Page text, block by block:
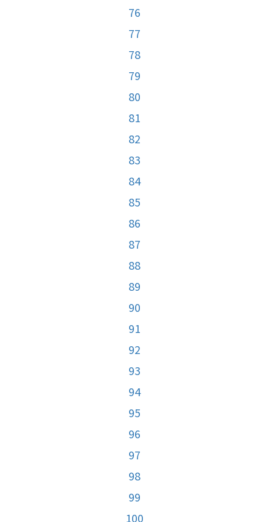
76
77
78
79
80
81
82
83
84
85
86
87
88
89
90
91
92
93
94
95
96
97
98
99
100